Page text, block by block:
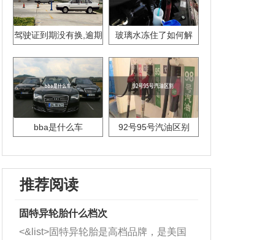
驾驶证到期没有换,逾期
玻璃水冻住了如何解
bba是什么车 92号95号汽油区别
推荐阅读
固特异轮胎什么档次
<&list>固特异轮胎是高档品牌，是美国